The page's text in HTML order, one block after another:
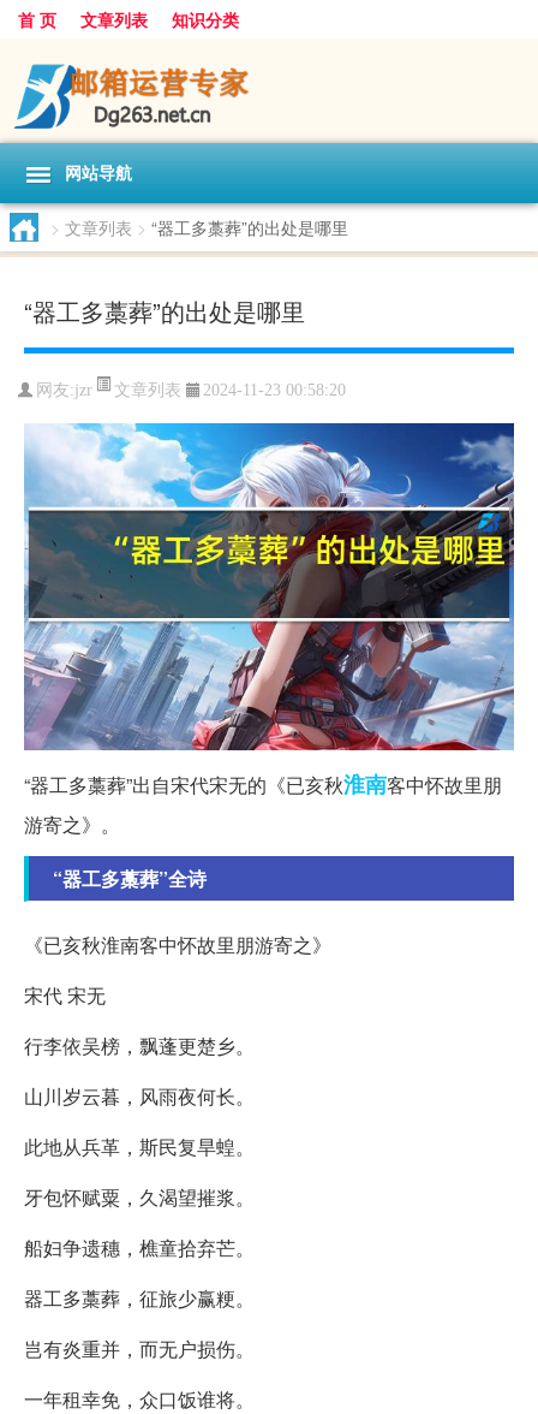
首 页 文章列表 知识分类
网站导航
> 文章列表 > “器工多藁葬”的出处是哪里
“器工多藁葬”的出处是哪里
网友:jzr 文章列表 2024-11-23 00:58:20
“器工多藁葬”出自宋代宋无的《已亥秋淮南客中怀故里朋
游寄之》。
“器工多藁葬”全诗
《已亥秋淮南客中怀故里朋游寄之》
宋代 宋无
行李依吴榜，飘蓬更楚乡。
山川岁云暮，风雨夜何长。
此地从兵革，斯民复旱蝗。
牙包怀赋粟，久渴望摧浆。
船妇争遗穗，樵童拾弃芒。
器工多藁葬，征旅少赢粳。
岂有炎重并，而无户损伤。
一年租幸免，众口饭谁将。